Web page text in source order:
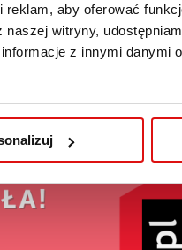
aby oferować
witryny,
z innymi danymi